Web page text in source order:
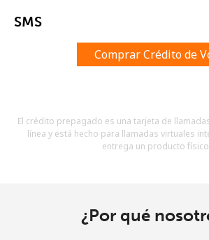
Al abrir una cuenta en este sitio web,
estos
Términos y condiciones.
SMS
Comprar Crédito de
El crédito prepagado es una tarjeta de
línea y está hecho para llamadas virtuales
entrega un producto
¿Por qué